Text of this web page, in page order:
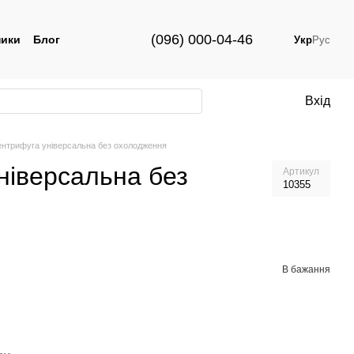
Блог (096) 000-04-46 УкрРус
Вхід
універсальна без охолодження
без Артикул
10355
В бажання